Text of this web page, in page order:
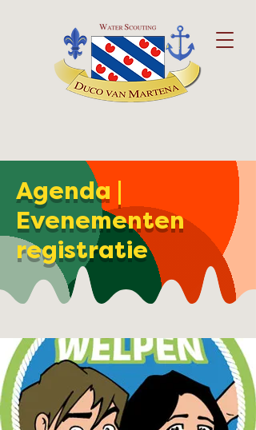
Agenda |
Evenementen
registratie